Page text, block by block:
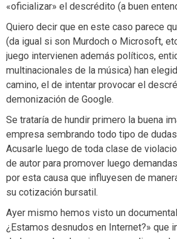
«oficializar» el descrédito (a buen
Quiero decir que en este caso parece
(da igual si son Murdoch o Microsoft,
juego intervienen además políticos,
multinacionales de la música) han
camino, el de intentar provocar el
demonización de Google.
Se trataría de hundir primero la buena
empresa sembrando todo tipo de
Acusarle luego de toda clase de
de autor para promover luego
por esta causa que influyesen de
su cotización bursatil.
Ayer mismo hemos visto un documental
¿Estamos desnudos en Internet?» que